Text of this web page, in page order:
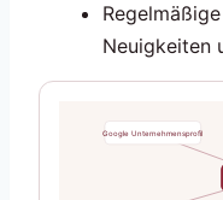
Neuigkeiten
Google Unternehmensprofil